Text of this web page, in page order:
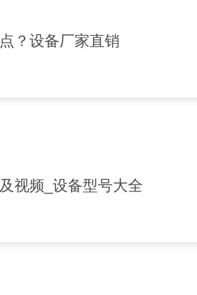
？设备厂家直销
视频_设备型号大全